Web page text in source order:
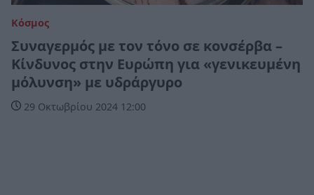
Κόσμος
Συναγερμός με τον τόνο σε κονσέρβα –
Κίνδυνος στην Ευρώπη για «γενικευμένη
μόλυνση» με υδράργυρο
29 Οκτωβρίου 2024 12:00